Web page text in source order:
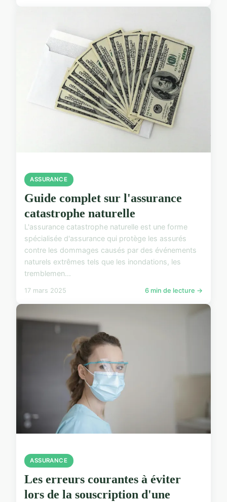
ASSURANCE
Guide complet sur l'assurance
catastrophe naturelle
L'assurance catastrophe naturelle est une forme
spécialisée d'assurance qui protège les assurés
contre les dommages causés par des événements
naturels extrêmes tels que les inondations, les
tremblemen...
17 mars 2025 6 min de lecture →
ASSURANCE
Les erreurs courantes à éviter
lors de la souscription d'une